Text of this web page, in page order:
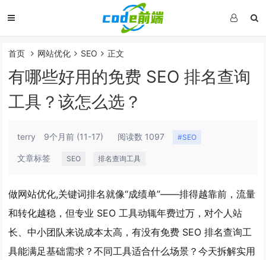
首页 网站优化 SEO 正文
有哪些好用的免费 SEO 排名查询
工具？该怎么选？
terry 9个月前 (11-17) 阅读数 1097 #SEO
文章标签 SEO 排名查询工具
做网站优化,关键词排名就像“成绩单”——排得越靠前，流量
和转化越稳，但专业 SEO 工具动辄年费过万，对个人站
长、中小团队来说成本太高，有没有免费 SEO 排名查询工
具能满足基础需求？不同工具适合什么场景？今天拆解实用